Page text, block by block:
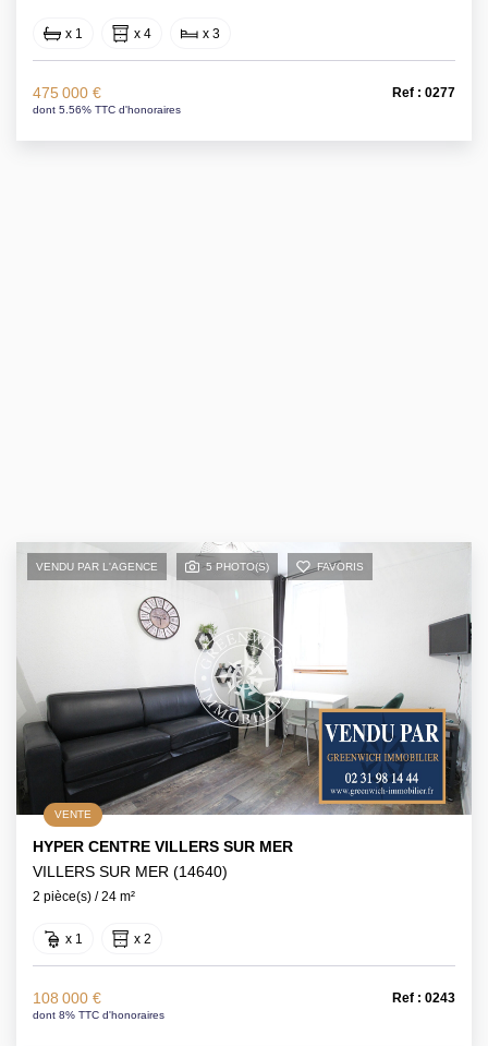
x 1 x 4 x 3
475 000 €
dont 5.56% TTC d'honoraires
Ref : 0277
VENDU PAR L'AGENCE 5 PHOTO(S) FAVORIS
VENTE
HYPER CENTRE VILLERS SUR MER
VILLERS SUR MER (14640)
2 pièce(s) / 24 m²
x 1 x 2
108 000 €
dont 8% TTC d'honoraires
Ref : 0243